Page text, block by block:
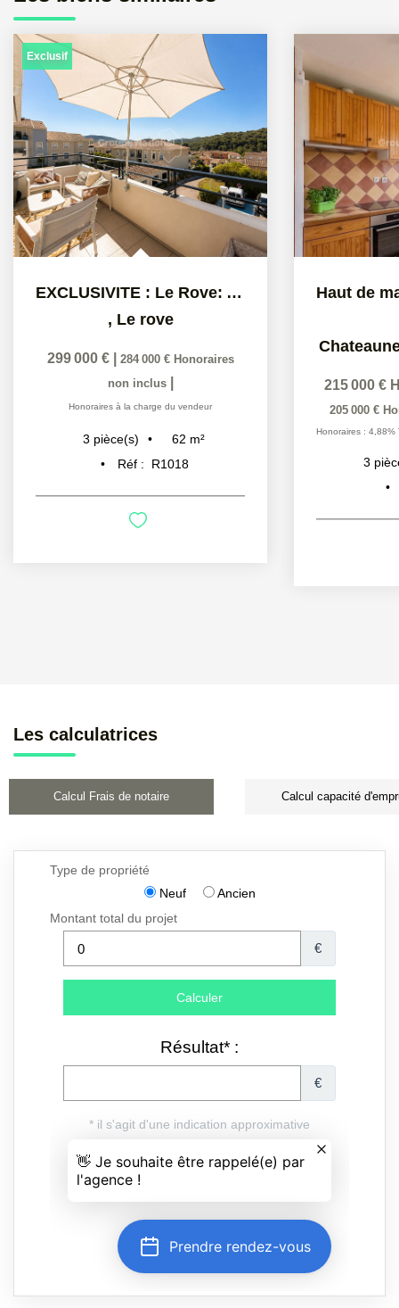
Exclusif
EXCLUSIVITE : Le Rove: Appartement de type 3 ( Vallon...
, Le rove
299 000 € 284 000 € Honoraires
non inclus
Honoraires à la charge du vendeur
3 pièce(s) 62 m²
Réf :
R1018
215 000 €
205 000 €
Honoraires : 4,88%
3
Les calculatrices
Calcul Frais de notaire Calcul capacité